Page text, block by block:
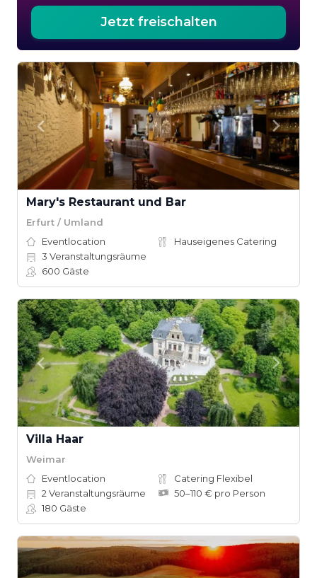
Jetzt freischalten
Mary's Restaurant und Bar
Erfurt / Umland
Eventlocation
Hauseigenes Catering
3 Veranstaltungsräume
600 Gäste
Villa Haar
Weimar
Eventlocation
Catering Flexibel
2 Veranstaltungsräume
50–110 € pro Person
180 Gäste